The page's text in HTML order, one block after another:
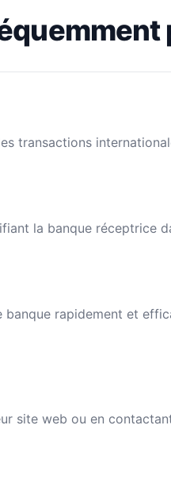
transactions
la banque réceptrice
rapidement et
site web ou en